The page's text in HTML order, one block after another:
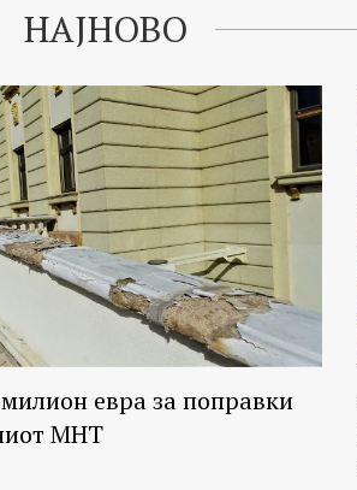
НАЈНОВО
евра за поправки
МНТ